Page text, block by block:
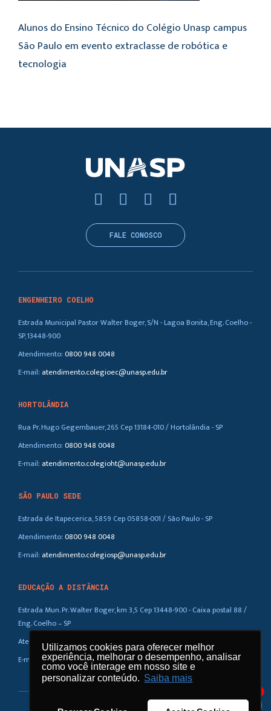
Utilizamos cookies para oferecer melhor
experiência, melhorar o desempenho, analisar
como você interage em nosso site e
personalizar conteúdo. Saiba mais
Utilizamos cookies para oferecer melhor
experiência, melhorar o desempenho, analisar
como você interage em nosso site e
personalizar conteúdo. Saiba mais
Alunos do Ensino Técnico do Colégio Unasp campus
São Paulo em evento extraclasse de robótica e
tecnologia
ENGENHEIRO COELHO
Estrada Municipal Pastor Walter Boger, S/N - Lagoa Bonita, Eng. Coelho -
SP, 13448-900
Atendimento:0800 948 0048
E-mail: atendimento.colegioec@unasp.edu.br
HORTOLÂNDIA
Rua Pr. Hugo Gegembauer, 265 Cep 13184-010 / Hortolândia - SP
Atendimento:0800 948 0048
E-mail: atendimento.colegioht@unasp.edu.br
SÃO PAULO SEDE
Estrada de Itapecerica, 5859 Cep 05858-001 / São Paulo - SP
Atendimento:0800 948 0048
E-mail: atendimento.colegiosp@unasp.edu.br
EDUCAÇÃO A DISTÂNCIA
Estrada Mun. Pr. Walter Boger, km 3,5 Cep 13448-900 - Caixa postal 88 /
Eng. Coelho – SP
Atendimento:
0800 948 0048
E-mail: atendimento.ead@unasp.br
FALE CONOSCO